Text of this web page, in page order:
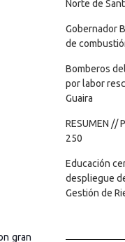
gran
Norte de
Gobernador
de
Bomberos
por labor
Guaira
RESUMEN //
250
Educación
despliegue
Gestión de